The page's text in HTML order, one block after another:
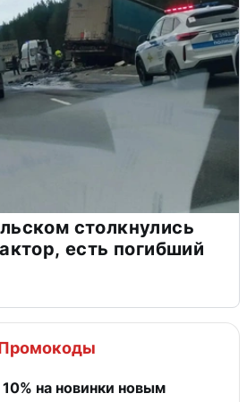
столкнулись
есть погибший
на новинки новым